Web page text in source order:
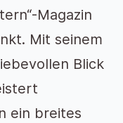
Magazin
Mit seinem
Blick
ein breites